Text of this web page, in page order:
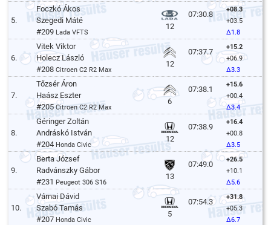
5.
Foczkó Ákos
Szegedi Máté
#209 Lada VFTS
12
07:30.8
+08.3
+03.5
Δ1.8
6.
Vitek Viktor
Holecz László
#208Citroen C2 R2 Max
12
07:37.7
+15.2
+06.9
Δ3.3
7.
Tőzsér Áron
Haász Eszter
#205Citroen C2 R2 Max
6
07:38.1
+15.6
+00.4
Δ3.4
8.
Géringer Zoltán
Andráskó István
#204 Honda Civic
12
07:38.9
+16.4
+00.8
Δ3.5
9.
Berta József
Radvánszky Gábor
#231 Peugeot 306 S16
13
07:49.0
+26.5
+10.1
Δ5.6
10.
Várnai Dávid
Szabó Tamás
#207 Honda Civic
5
07:54.3
+31.8
+05.3
Δ6.7